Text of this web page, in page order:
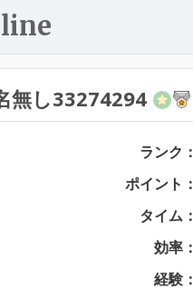
無し33274294
ランク：
ポイント：
タイム：
効率：
経験：